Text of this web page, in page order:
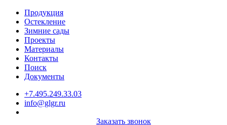
Продукция
Остекление
Зимние сады
Проекты
Материалы
Контакты
Поиск
Документы
+7.495.249.33.03
info@glgr.ru
Заказать звонок